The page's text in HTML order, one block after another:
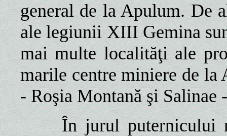
general de la Apulum. De
ale legiunii XIII Gemina
mai multe localităţi ale
marile centre miniere de
- Roşia Montană şi
În jurul puternicului